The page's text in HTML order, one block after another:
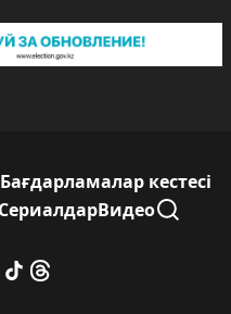
Бағдарламалар кестесі
Видео